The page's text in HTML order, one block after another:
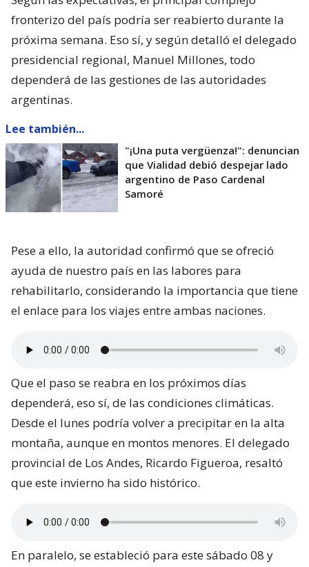
fronterizo del país podría ser reabierto durante la
próxima semana. Eso sí, y según detalló el delegado
presidencial regional, Manuel Millones, todo
dependerá de las gestiones de las autoridades
argentinas.
Lee también...
"¡Una puta vergüenza!": denuncian
que Vialidad debió despejar lado
argentino de Paso Cardenal
Samoré
Pese a ello, la autoridad confirmó que se ofreció
ayuda de nuestro país en las labores para
rehabilitarlo, considerando la importancia que tiene
el enlace para los viajes entre ambas naciones.
Que el paso se reabra en los próximos días
dependerá, eso sí, de las condiciones climáticas.
Desde el lunes podría volver a precipitar en la alta
montaña, aunque en montos menores. El delegado
provincial de Los Andes, Ricardo Figueroa, resaltó
que este invierno ha sido histórico.
En paralelo, se estableció para este sábado 08 y